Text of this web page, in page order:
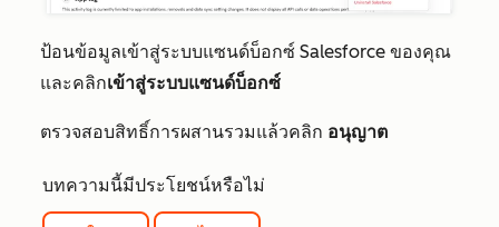
ป้อนข้อมูลเข้าสู่ระบบแซนด์บ็อกซ์ Salesforce ของคุณ
และคลิกเข้าสู่ระบบแซนด์บ็อกซ์
ตรวจสอบสิทธิ์การผสานรวมแล้วคลิก อนุญาต
บทความนี้มีประโยชน์หรือไม่